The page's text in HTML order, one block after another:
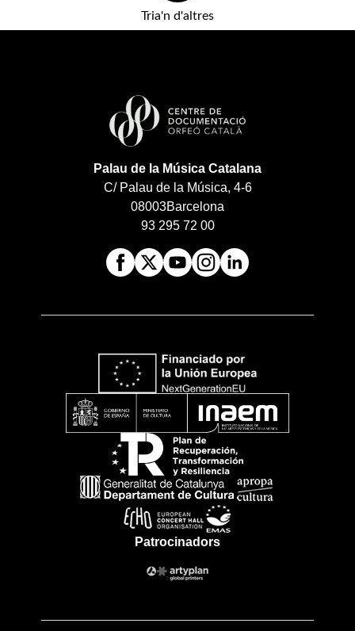
Tria'n d'altres
Palau de la Música Catalana
C/ Palau de la Música, 4-6
08003Barcelona
93 295 72 00
Patrocinadors